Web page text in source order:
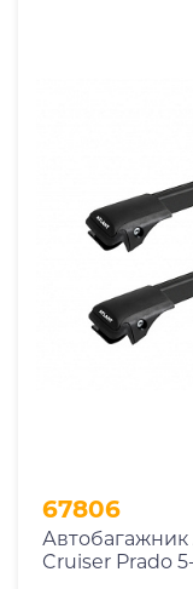
67806
Автобагажник
Cruiser Prado